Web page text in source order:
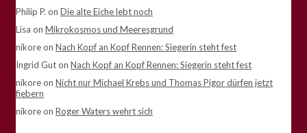
Philip P. on Die alte Eiche lebt noch
Lisa on Mikrokosmos und Meeresgrund
nikoreon Nach Kopf an Kopf Rennen: Siegerin steht fest
Ingrid Guton Nach Kopf an Kopf Rennen: Siegerin steht fest
nikoreon Nicht nur Michael Krebs und Thomas Pigor dürfen jetzt
fiebern
nikoreon Roger Waters wehrt sich